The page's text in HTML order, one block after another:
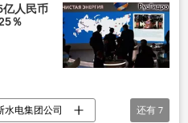
亿人民币
％
水电集团公司
还有 7